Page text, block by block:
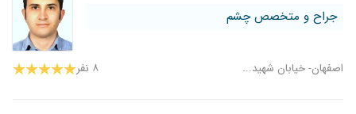
جراح و متخصص چشم
اصفهان- خیابان شهید... ۸ نفر